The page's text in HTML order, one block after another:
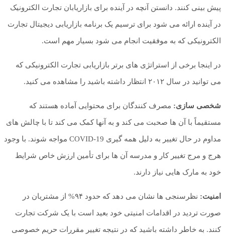
پیش بینی کنند. دانستن آنچه در آینده برای بازاریابان تجارت الکترونیک
در آینده ارائه می شود برای ترسیم یک برنامه بازاریابی دیجیتال تجارت
الکترونیکی که به موفقیت انجام می شود بسیار مهم است.
در اینجا برخی از استراتژی های برتر بازاریابی تجارت الکترونیکی که
می توانید در سال ۲۰۱۲ انتظار داشته باشید را مشاهده می کنید.
شخصی سازی: مصرف کنندگان برای محتوایی آماده هستند که
مستقیماً با آن ها صحبت می کند و به آنها کمک می کند تا با چالش های
مداوم در حال تغییر به دلیل همه گیری COVID-19 مواجه شوند. با وجود
هرج و مرج تغییر کار و مدرسه آن ها برای تأمین ارزش خاص شرایط
خود به مارک هایی نیاز دارند.
امنیت: نظرسنجی ها نشان می دهد که حدود ۹۴% از مشتریان در
صورت تردید در اقدامات امنیتی خود بعید است با یک شرکت تجارت
کنند. به خاطر داشته باشید که در نتیجه تغییر مقررات حریم خصوصی